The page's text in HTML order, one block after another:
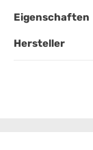
Eigenschaften
Hersteller